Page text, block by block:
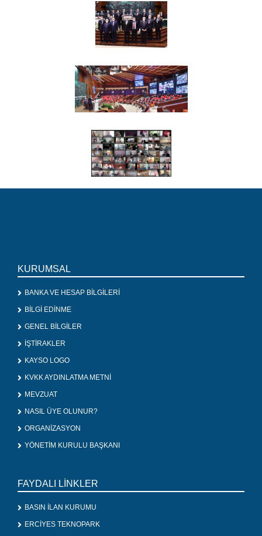
KURUMSAL
BANKA VE HESAP BİLGİLERİ
BİLGİ EDİNME
GENEL BİLGİLER
İŞTİRAKLER
KAYSO LOGO
KVKK AYDINLATMA METNİ
MEVZUAT
NASIL ÜYE OLUNUR?
ORGANİZASYON
YÖNETİM KURULU BAŞKANI
FAYDALI LİNKLER
BASIN İLAN KURUMU
ERCİYES TEKNOPARK